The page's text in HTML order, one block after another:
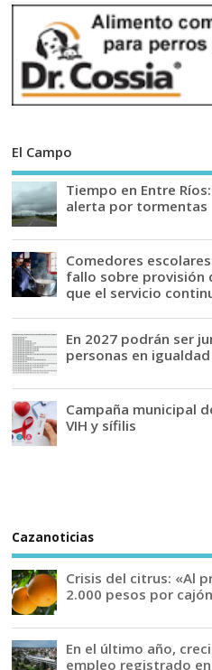
El Campo
Tiempo en Entre
alerta por tormentas
Comedores
fallo sobre provisión
que el servicio
En 2027 podrán ser
personas en
Campaña municipal
VIH y sífilis
Cazanoticias
Crisis del citrus: «Al
2.000 pesos por
En el último año,
empleo registrado